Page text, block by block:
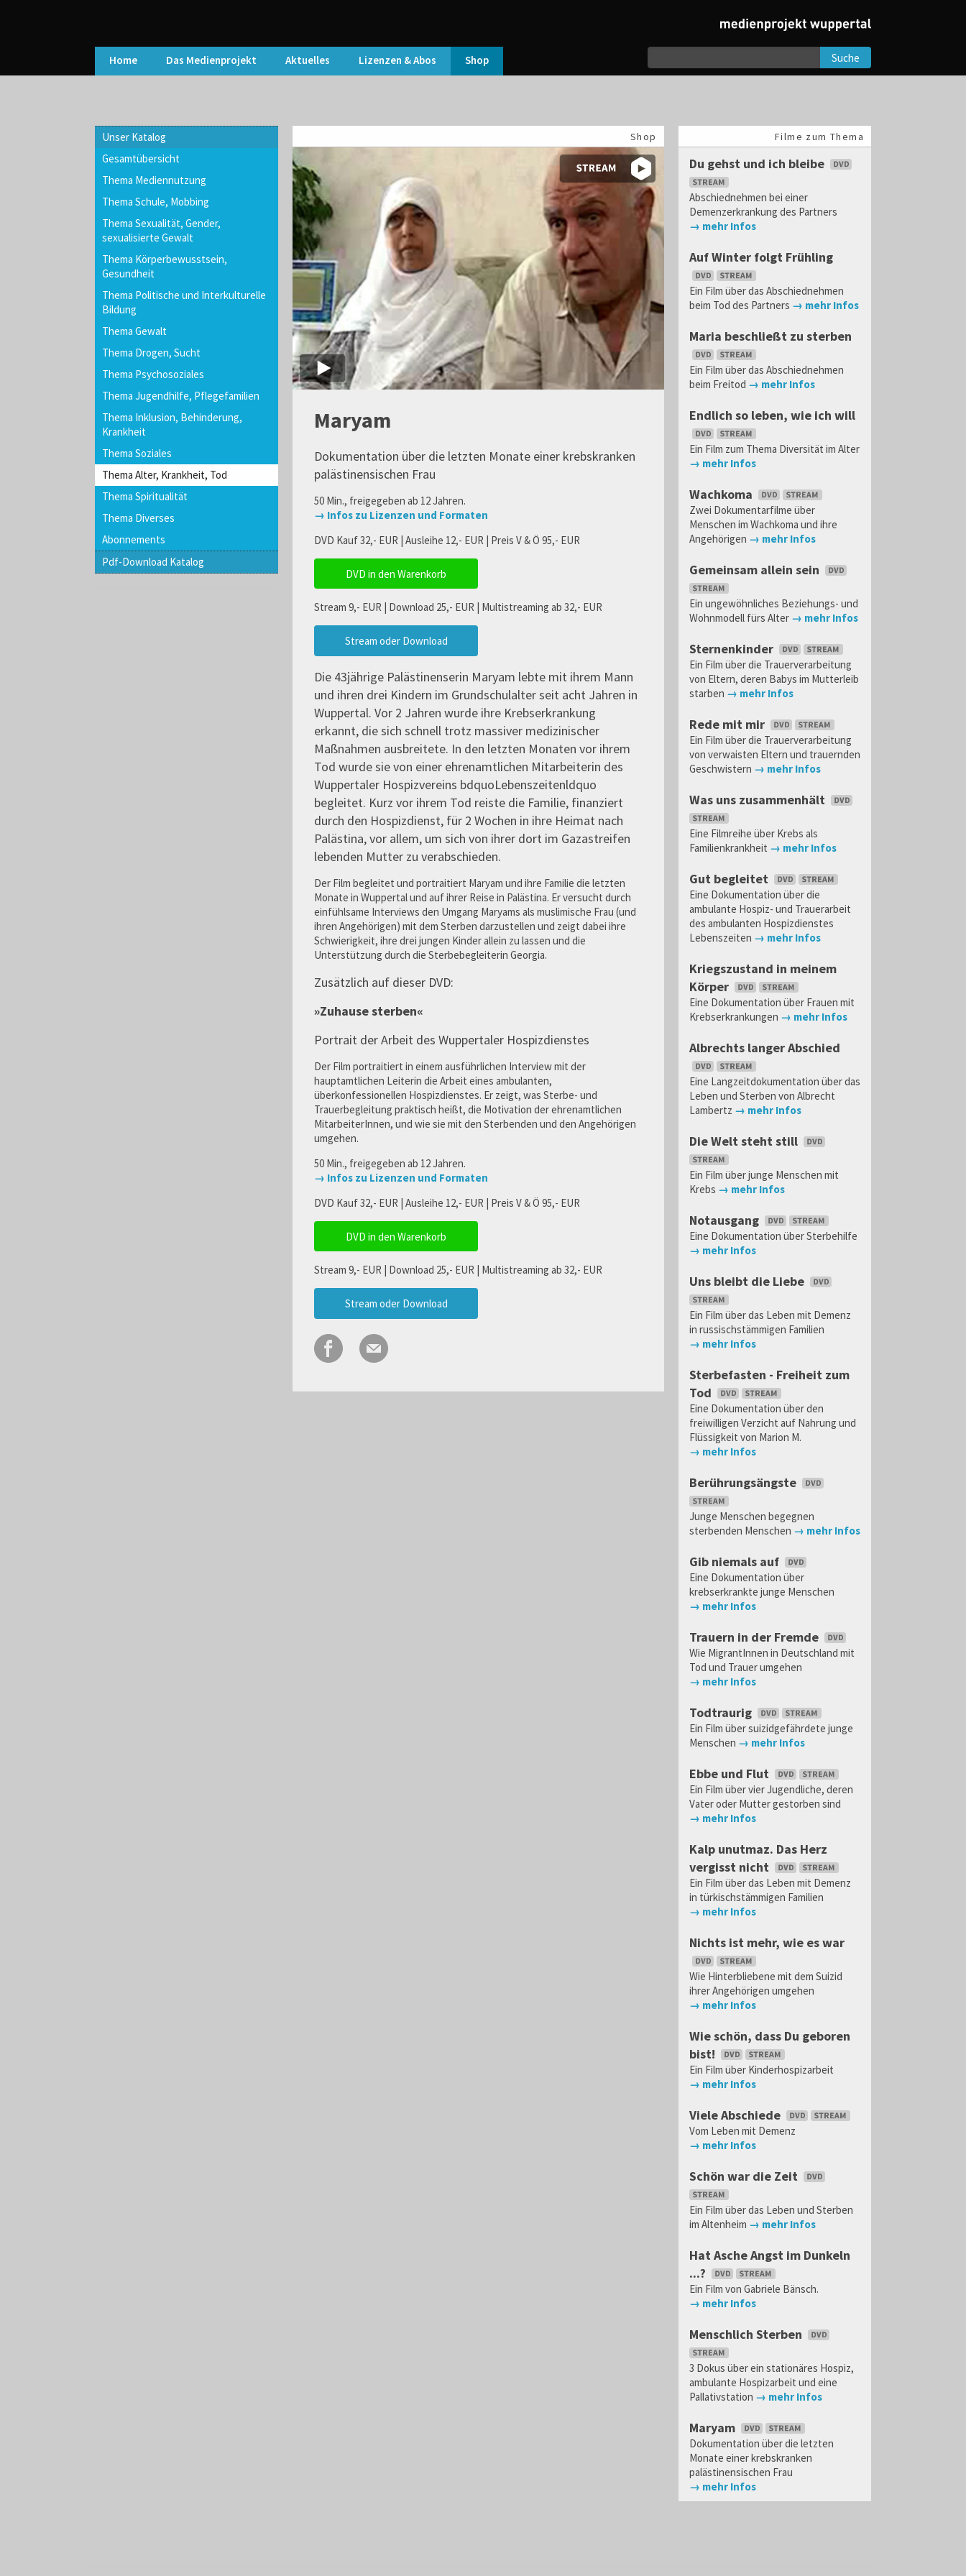
Home Das Medienprojekt Aktuelles Lizenzen & Abos Shop Suche
Shop
Maryam
Dokumentation über die letzten Monate einer krebskranken
palästinensischen Frau
50 Min., freigegeben ab 12 Jahren.
→ Infos zu Lizenzen und Formaten
DVD Kauf 32,- EUR | Ausleihe 12,- EUR | Preis V & Ö 95,- EUR
DVD in den Warenkorb
Stream 9,- EUR | Download 25,- EUR | Multistreaming ab 32,- EUR
Stream oder Download
Die 43jährige Palästinenserin Maryam lebte mit ihrem Mann
und ihren drei Kindern im Grundschulalter seit acht Jahren in
Wuppertal. Vor 2 Jahren wurde ihre Krebserkrankung
erkannt, die sich schnell trotz massiver medizinischer
Maßnahmen ausbreitete. In den letzten Monaten vor ihrem
Tod wurde sie von einer ehrenamtlichen Mitarbeiterin des
Wuppertaler Hospizvereins bdquoLebenszeitenldquo
begleitet. Kurz vor ihrem Tod reiste die Familie, finanziert
durch den Hospizdienst, für 2 Wochen in ihre Heimat nach
Palästina, vor allem, um sich von ihrer dort im Gazastreifen
lebenden Mutter zu verabschieden.
Der Film begleitet und portraitiert Maryam und ihre Familie die letzten
Monate in Wuppertal und auf ihrer Reise in Palästina. Er versucht durch
einfühlsame Interviews den Umgang Maryams als muslimische Frau (und
ihren Angehörigen) mit dem Sterben darzustellen und zeigt dabei ihre
Schwierigkeit, ihre drei jungen Kinder allein zu lassen und die
Unterstützung durch die Sterbebegleiterin Georgia.
Zusätzlich auf dieser DVD:
»Zuhause sterben«
Portrait der Arbeit des Wuppertaler Hospizdienstes
Der Film portraitiert in einem ausführlichen Interview mit der
hauptamtlichen Leiterin die Arbeit eines ambulanten,
überkonfessionellen Hospizdienstes. Er zeigt, was Sterbe- und
Trauerbegleitung praktisch heißt, die Motivation der ehrenamtlichen
MitarbeiterInnen, und wie sie mit den Sterbenden und den Angehörigen
umgehen.
50 Min., freigegeben ab 12 Jahren.
→ Infos zu Lizenzen und Formaten
DVD Kauf 32,- EUR | Ausleihe 12,- EUR | Preis V & Ö 95,- EUR
DVD in den Warenkorb
Stream 9,- EUR | Download 25,- EUR | Multistreaming ab 32,- EUR
Stream oder Download
Filme zum Thema
Du gehst und ich bleibe
Abschiednehmen bei einer
Demenzerkrankung des Partners
→ mehr Infos
Auf Winter folgt Frühling
Ein Film über das Abschiednehmen
beim Tod des Partners → mehr Infos
Maria beschließt zu sterben
Ein Film über das Abschiednehmen
beim Freitod → mehr Infos
Endlich so leben, wie ich will
Ein Film zum Thema Diversität im Alter
→ mehr Infos
Wachkoma
Zwei Dokumentarfilme über
Menschen im Wachkoma und ihre
Angehörigen → mehr Infos
Gemeinsam allein sein
Ein ungewöhnliches Beziehungs- und
Wohnmodell fürs Alter → mehr Infos
Sternenkinder
Ein Film über die Trauerverarbeitung
von Eltern, deren Babys im Mutterleib
starben → mehr Infos
Rede mit mir
Ein Film über die Trauerverarbeitung
von verwaisten Eltern und trauernden
Geschwistern → mehr Infos
Was uns zusammenhält
Eine Filmreihe über Krebs als
Familienkrankheit → mehr Infos
Gut begleitet
Eine Dokumentation über die
ambulante Hospiz- und Trauerarbeit
des ambulanten Hospizdienstes
Lebenszeiten → mehr Infos
Kriegszustand in meinem
Körper
Eine Dokumentation über Frauen mit
Krebserkrankungen → mehr Infos
Albrechts langer Abschied
Eine Langzeitdokumentation über das
Leben und Sterben von Albrecht
Lambertz → mehr Infos
Die Welt steht still
Ein Film über junge Menschen mit
Krebs → mehr Infos
Notausgang
Eine Dokumentation über Sterbehilfe
→ mehr Infos
Uns bleibt die Liebe
Ein Film über das Leben mit Demenz
in russischstämmigen Familien
→ mehr Infos
Sterbefasten - Freiheit zum
Tod
Eine Dokumentation über den
freiwilligen Verzicht auf Nahrung und
Flüssigkeit von Marion M.
→ mehr Infos
Berührungsängste
Junge Menschen begegnen
sterbenden Menschen → mehr Infos
Gib niemals auf
Eine Dokumentation über
krebserkrankte junge Menschen
→ mehr Infos
Trauern in der Fremde
Wie MigrantInnen in Deutschland mit
Tod und Trauer umgehen
→ mehr Infos
Todtraurig
Ein Film über suizidgefährdete junge
Menschen → mehr Infos
Ebbe und Flut
Ein Film über vier Jugendliche, deren
Vater oder Mutter gestorben sind
→ mehr Infos
Kalp unutmaz. Das Herz
vergisst nicht
Ein Film über das Leben mit Demenz
in türkischstämmigen Familien
→ mehr Infos
Nichts ist mehr, wie es war
Wie Hinterbliebene mit dem Suizid
ihrer Angehörigen umgehen
→ mehr Infos
Wie schön, dass Du geboren
bist!
Ein Film über Kinderhospizarbeit
→ mehr Infos
Viele Abschiede
Vom Leben mit Demenz
→ mehr Infos
Schön war die Zeit
Ein Film über das Leben und Sterben
im Altenheim → mehr Infos
Hat Asche Angst im Dunkeln
...?
Ein Film von Gabriele Bänsch.
→ mehr Infos
Menschlich Sterben
3 Dokus über ein stationäres Hospiz,
ambulante Hospizarbeit und eine
Pallativstation → mehr Infos
Maryam
Dokumentation über die letzten
Monate einer krebskranken
palästinensischen Frau
→ mehr Infos
Unser Katalog
Gesamtübersicht
Thema Mediennutzung
Thema Schule, Mobbing
Thema Sexualität, Gender,
sexualisierte Gewalt
Thema Körperbewusstsein,
Gesundheit
Thema Politische und Interkulturelle
Bildung
Thema Gewalt
Thema Drogen, Sucht
Thema Psychosoziales
Thema Jugendhilfe, Pflegefamilien
Thema Inklusion, Behinderung,
Krankheit
Thema Soziales
Thema Alter, Krankheit, Tod
Thema Spiritualität
Thema Diverses
Abonnements
Pdf-Download Katalog